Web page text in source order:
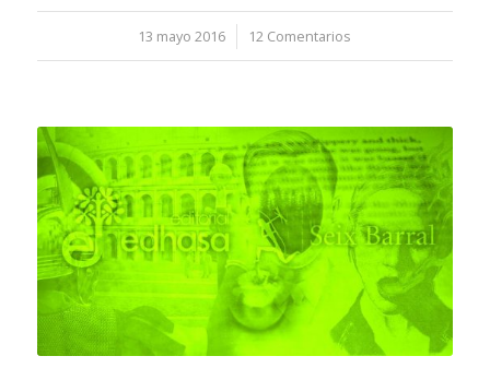
13 mayo 2016
/ 12 Comentarios